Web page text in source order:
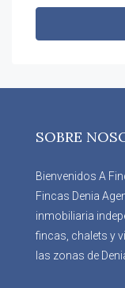
SOBRE
Bienvenidos A
Fincas Denia
inmobiliaria
fincas, chalets y
las zonas de